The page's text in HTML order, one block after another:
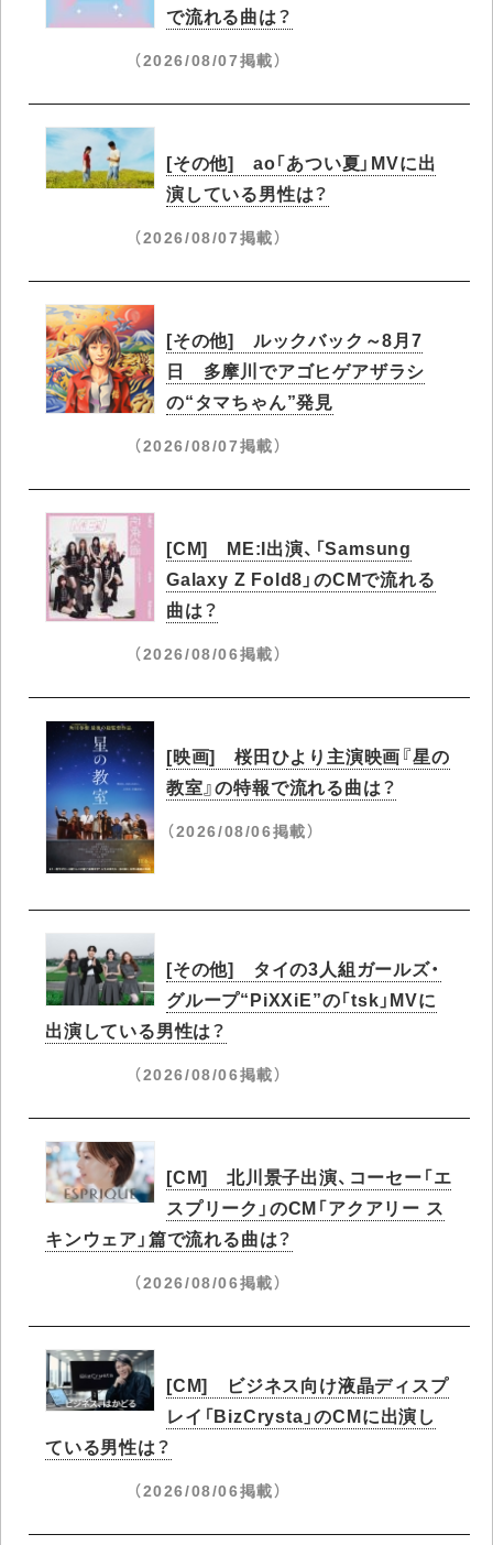
で流れる曲は？
（2026/08/07掲載）
[その他] ao「あつい夏」MVに出
演している男性は？
（2026/08/07掲載）
[その他] ルックバック～8月7
日 多摩川でアゴヒゲアザラシ
の“タマちゃん”発見
（2026/08/07掲載）
[CM] ME:I出演、「Samsung
Galaxy Z Fold8」のCMで流れる
曲は？
（2026/08/06掲載）
[映画] 桜田ひより主演映画『星の
教室』の特報で流れる曲は？
（2026/08/06掲載）
[その他] タイの3人組ガールズ・
グループ“PiXXiE”の「tsk」MVに
出演している男性は？
（2026/08/06掲載）
[CM] 北川景子出演、コーセー「エ
スプリーク」のCM「アクアリー ス
キンウェア」篇で流れる曲は？
（2026/08/06掲載）
[CM] ビジネス向け液晶ディスプ
レイ「BizCrysta」のCMに出演し
ている男性は？
（2026/08/06掲載）